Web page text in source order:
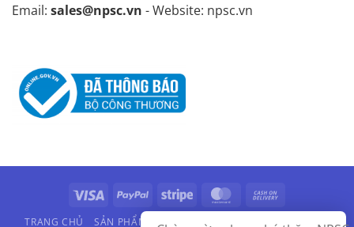
Email: sales@npsc.vn - Website: npsc.vn
Visa PayPal Stripe MasterCard
On
TRANG CHỦ SẢN PHẨM HÃNG SẢN XUẤT VIDEO LIÊN HỆ